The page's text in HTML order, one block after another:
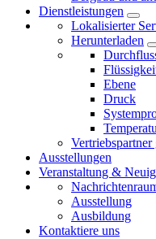
Dienstleistungen
Lokalisierter
Herunterladen
Ebene
Druck
Vertriebspartner
Ausstellungen
Veranstaltung &
Ausstellung
Ausbildung
Kontaktiere uns